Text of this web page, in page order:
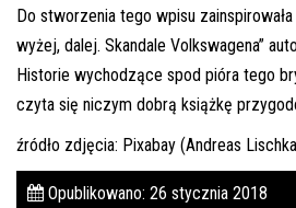
Do stworzenia tego wpisu
wyżej, dalej. Skandale Volkswagena”
Historie wychodzące spod pióra tego
czyta się niczym dobrą książkę
źródło zdjęcia: Pixabay (Andreas
Opublikowano: 26 stycznia 2018